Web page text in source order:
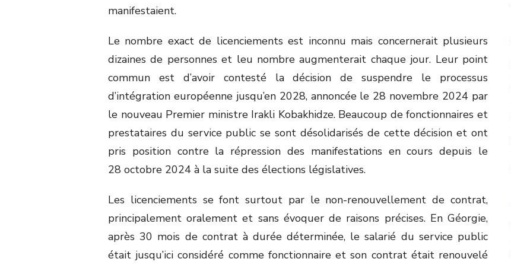
manifestaient.
Le nombre exact de licenciements est inconnu mais concernerait plusieurs
dizaines de personnes et leu nombre augmenterait chaque jour. Leur point
commun est d’avoir contesté la décision de suspendre le processus
d’intégration européenne jusqu’en 2028, annoncée le 28 novembre 2024 par
le nouveau Premier ministre Irakli Kobakhidze. Beaucoup de fonctionnaires et
prestataires du service public se sont désolidarisés de cette décision et ont
pris position contre la répression des manifestations en cours depuis le
28 octobre 2024 à la suite des élections législatives.
Les licenciements se font surtout par le non-renouvellement de contrat,
principalement oralement et sans évoquer de raisons précises. En Géorgie,
après 30 mois de contrat à durée déterminée, le salarié du service public
était jusqu’ici considéré comme fonctionnaire et son contrat était renouvelé